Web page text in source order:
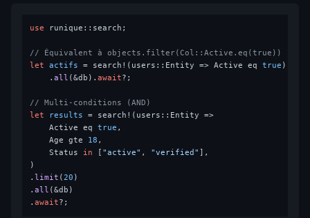
use runique::search;
// Équivalent à objects.filter(Col::Active.eq(true))
let
actifs = search!(users::Entity => Active eq true )
    .
all (&db).await?;
// Multi-conditions (AND)
let
results = search!(users::Entity =>
    Active eq
true ,
    Age gte
18 ,
    Status
in "active" , "verified"
],
)
. limit (20 )
.all (&db)
.await